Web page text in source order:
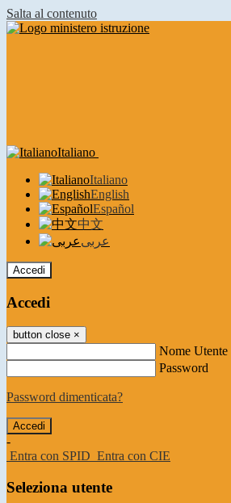
Salta al contenuto
Italiano
Italiano
English
Español
中文
عربى
Accedi
Accedi
button close ×
Nome Utente
Password
Password dimenticata?
-
Entra con SPID Entra con CIE
Seleziona utente